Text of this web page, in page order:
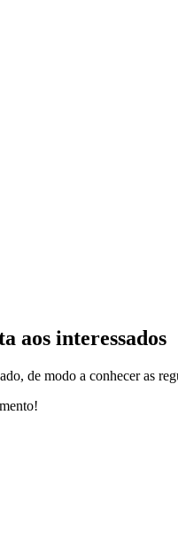
aos interessados
de modo a conhecer as